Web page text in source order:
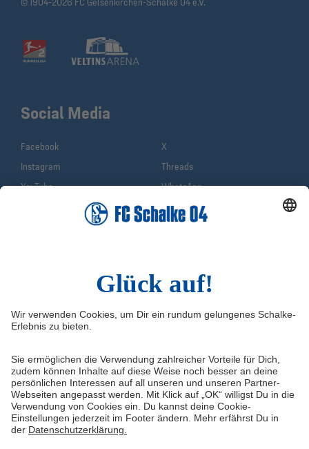
© 1904-2026 FC Gelsenkirchen-Schalke 04 e.V.
Service & Kontakt
Erklärung zur Barrierefreiheit
Medienportal
Datenschutz
Haftungsausschluss
Tickets
VELTINS-Arena
Knappenschmiede
ERWIN buchen
Social Media
Facebook
X
Instagram
Threads
YouTube
WhatsApp
Sina Weibo